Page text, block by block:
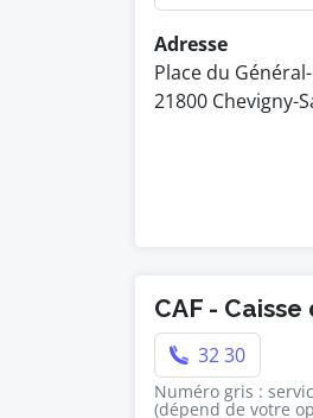
Adresse
Place du
21800 Chevigny-
CAF -
32 30
Numéro gris :
(dépend de votre